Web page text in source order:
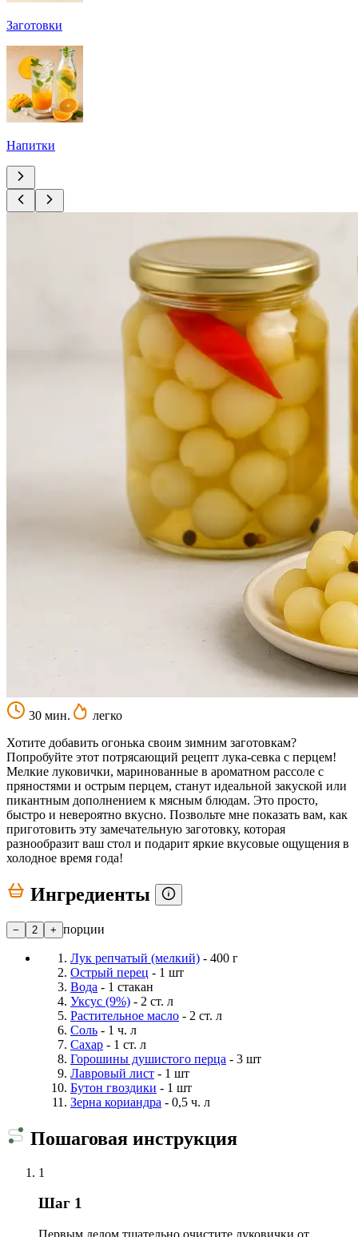
Заготовки
Напитки
30 мин.
легко
Хотите добавить огонька своим зимним заготовкам?
Попробуйте этот потрясающий рецепт лука-севка с перцем!
Мелкие луковички, маринованные в ароматном рассоле с
пряностями и острым перцем, станут идеальной закуской или
пикантным дополнением к мясным блюдам. Это просто,
быстро и невероятно вкусно. Позвольте мне показать вам, как
приготовить эту замечательную заготовку, которая
разнообразит ваш стол и подарит яркие вкусовые ощущения в
холодное время года!
Ингредиенты
− 2 + порции
Лук репчатый (мелкий) - 400 г
Острый перец - 1 шт
Вода - 1 стакан
Уксус (9%) - 2 ст. л
Растительное масло - 2 ст. л
Соль - 1 ч. л
Сахар - 1 ст. л
Горошины душистого перца - 3 шт
Лавровый лист - 1 шт
Бутон гвоздики - 1 шт
Зерна кориандра - 0,5 ч. л
Пошаговая инструкция
1
Шаг 1
Первым делом тщательно очистите луковички от